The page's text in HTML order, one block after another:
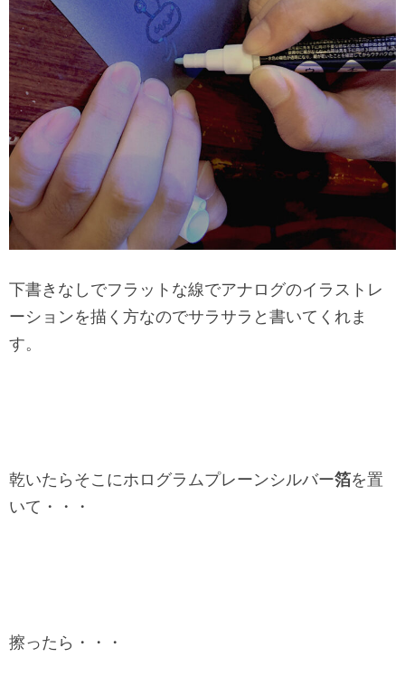
下書きなしでフラットな線でアナログのイラストレ
ーションを描く方なのでサラサラと書いてくれま
す。
乾いたらそこにホログラムプレーンシルバー箔を置
いて・・・
擦ったら・・・